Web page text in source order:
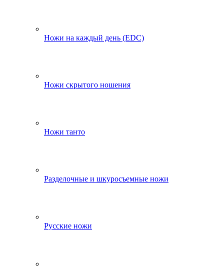
Ножи на каждый день (EDC)
Ножи скрытого ношения
Ножи танто
Разделочные и шкуросъемные ножи
Русские ножи